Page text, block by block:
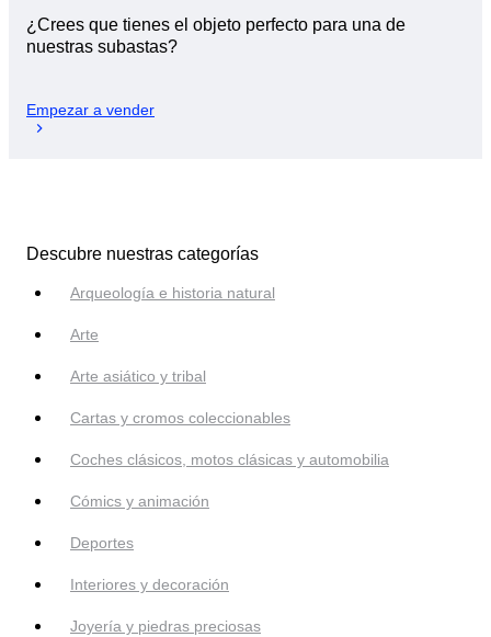
¿Crees que tienes el objeto perfecto para una de
nuestras subastas?
Empezar a vender
Descubre nuestras categorías
Arqueología e historia natural
Arte
Arte asiático y tribal
Cartas y cromos coleccionables
Coches clásicos, motos clásicas y automobilia
Cómics y animación
Deportes
Interiores y decoración
Joyería y piedras preciosas